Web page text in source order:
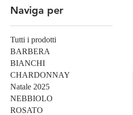
Naviga per
Tutti i prodotti
BARBERA
BIANCHI
CHARDONNAY
Natale 2025
NEBBIOLO
ROSATO